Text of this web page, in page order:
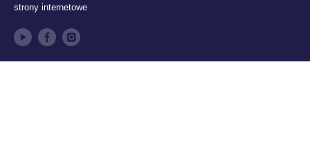
strony internetowe